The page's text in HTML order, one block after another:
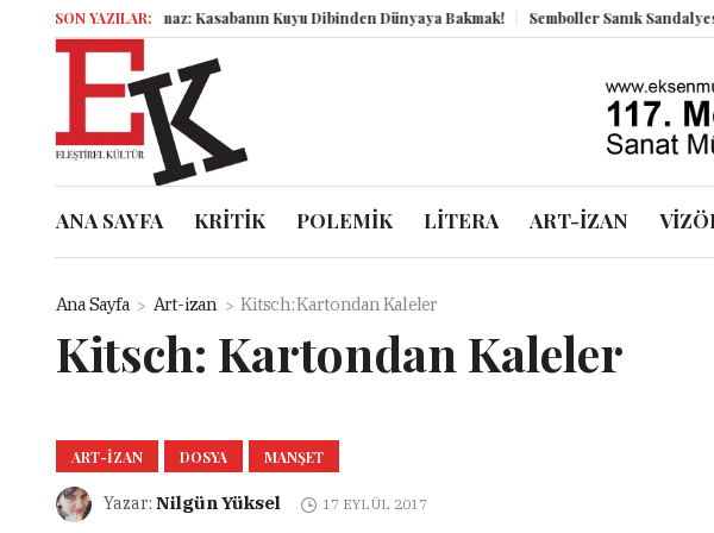
SON YAZILAR:
Kasabanın Kuyu Dibinden Dünyaya Bakmak! Semboller Sanık Sandalyesinde: Epstein vakası
ANA SAYFA KRİTİK POLEMİK LİTERA ART-İZAN
Ana Sayfa Art-izan Kitsch: Kartondan Kaleler
Kitsch: Kartondan Kaleler
ART-IZAN DOSYA MANŞET
Yazar: Nilgün Yüksel 17 EYLÜL 2017